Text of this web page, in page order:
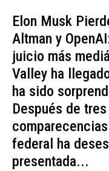
Elon Musk
Altman y
juicio más
Valley ha
ha sido
Después de
federal ha
presentada...